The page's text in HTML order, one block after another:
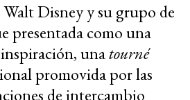
Disney y su grupo de
presentada como una
unatourné
promovida por las
de intercambio